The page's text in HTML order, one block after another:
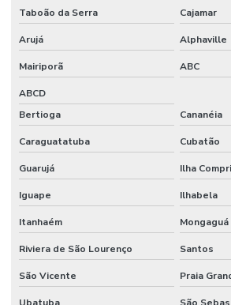
Macropipetador preço
Manifold filtração
Manta aquecedora
Manta aquecedora laboratório preço
Materiais para laboratório
Medidor de ion seletivo
Medidor de ise
Medidor multiparametros de água
Medidor de oxigênio dissolvido
Medidor de potássio
Taboão da Serra Cajamar
Arujá Alphaville
Mairiporã ABC
ABCD
Bertioga
Cananéia
Caraguatatuba Cubatão
Guarujá Ilha
Iguape Ilhabela
Itanhaém Mongaguá
Riviera de São Lourenço Santos
São Vicente Praia